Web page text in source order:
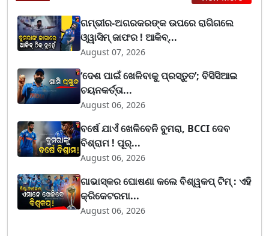
ଗମ୍ଭୀର-ଅଗରକରଙ୍କ ଉପରେ ରାଗିଗଲେ
ଓ୍ୱାସିମ୍ ଜାଫର ! ଆକିବ୍...
August 07, 2026
‘ଦେଶ ପାଇଁ ଖେଳିବାକୁ ପ୍ରସ୍ତୁତ’; ବିସିସିଆଇ
ଚୟନକର୍ତ୍ତା...
August 06, 2026
ବର୍ଷେ ଯାଏଁ ଖେଳିବେନି ବୁମରା, BCCI ଦେବ
ବିଶ୍ରାମ ! ପୂର୍...
August 06, 2026
ଗାଭାସ୍କର ଘୋଷଣା କଲେ ବିଶ୍ୱକପ୍ ଟିମ୍ : ଏହି
କ୍ରିକେଟରମା...
August 06, 2026